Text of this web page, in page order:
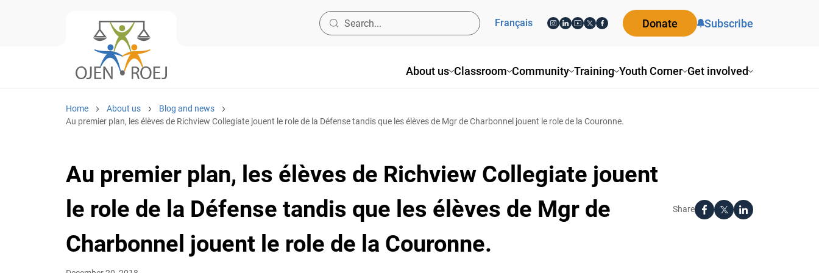
About us Classroom Community Training Youth Corner Get involved
Français Donate Subscribe
Home About us
Blog and news
Au premier plan, les élèves de Richview Collegiate jouent le role de la Défense tandis que les élèves de Mgr de Charbonnel jouent le role de la Couronne.
Au premier plan, les élèves de Richview Collegiate jouent
le role de la Défense tandis que les élèves de Mgr de
Charbonnel jouent le role de la Couronne.
Share